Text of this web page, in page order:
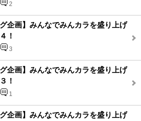
2
グ企画】みんなでみんカラを盛り上げ
！
3
グ企画】みんなでみんカラを盛り上げ
！
1
グ企画】みんなでみんカラを盛り上げ